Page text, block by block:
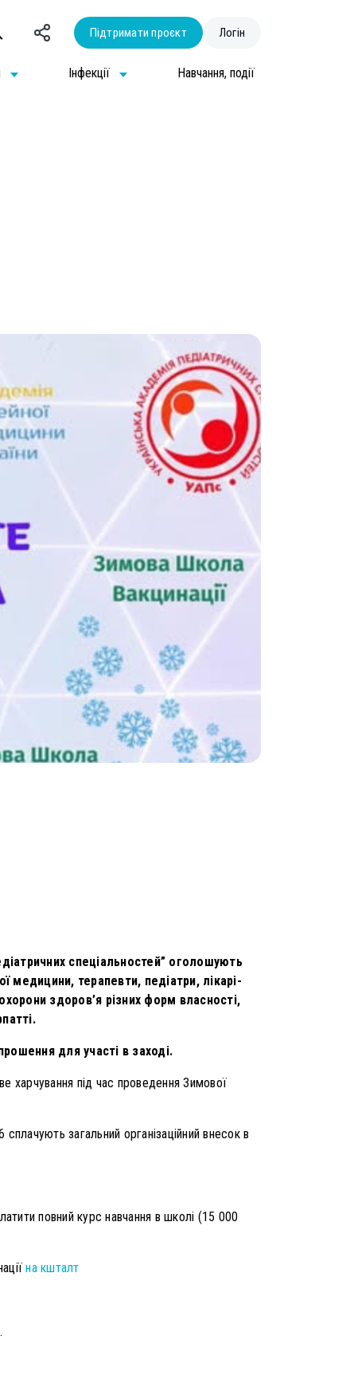
Підтримати проєкт Логін
Інфекції Навчання, події
спеціальностей” оголошують
медицини, терапевти, педіатри, лікарі-
здоров’я різних форм власності,
для участі в заході.
харчування під час проведення Зимової
загальний організаційний внесок в
повний курс навчання в школі (15 000
на кшталт